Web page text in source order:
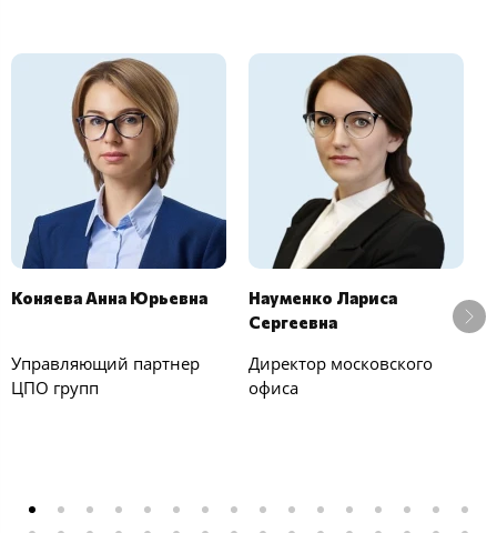
Коняева Анна Юрьевна
Управляющий партнер
ЦПО групп
Науменко Лариса
Сергеевна
Директор московского
офиса